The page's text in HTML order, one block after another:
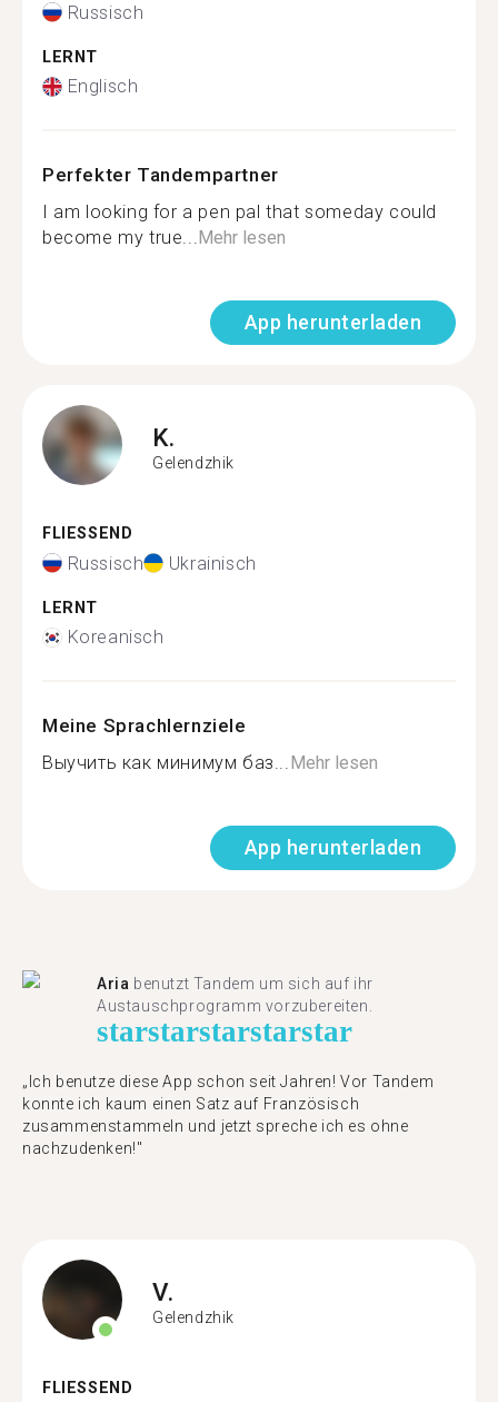
Russisch
LERNT
Englisch
Perfekter Tandempartner
I am looking for a pen pal that someday could
become my true...Mehr lesen
App herunterladen
K.
Gelendzhik
FLIESSEND
Russisch Ukrainisch
LERNT
Koreanisch
Meine Sprachlernziele
Выучить как минимум баз...Mehr lesen
App herunterladen
Aria benutzt Tandem um sich auf ihr
Austauschprogramm vorzubereiten.
starstarstarstarstar
„Ich benutze diese App schon seit Jahren! Vor Tandem
konnte ich kaum einen Satz auf Französisch
zusammenstammeln und jetzt spreche ich es ohne
nachzudenken!"
V.
Gelendzhik
FLIESSEND